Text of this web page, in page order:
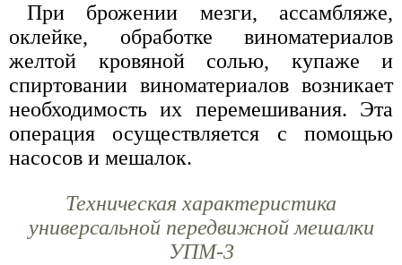
При брожении мезги, ассамбляже,
оклейке, обработке виноматериалов
желтой кровяной солью, купаже и
спиртовании виноматериалов возникает
необходимость их перемешивания. Эта
операция осуществляется с помощью
насосов и мешалок.
Техническая характеристика
универсальной передвижной мешалки
УПМ-3